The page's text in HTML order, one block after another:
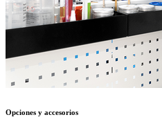
Opciones y accesorios